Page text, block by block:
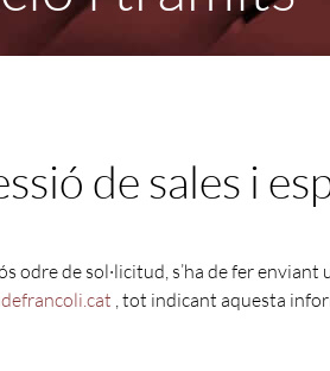
de sales i
odre de sol·licitud, s’ha de fer
, tot indicant aquesta